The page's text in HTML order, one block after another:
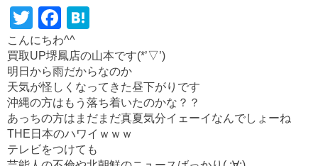
T
wi
tt
er
F
a
c
e
b
o
o
e
n
a
こんにちわ^^
買取UP堺鳳店の山本です(*’▽’)
明日から雨だからなのか
天気が怪しくなってきた昼下がりです
沖縄の方はもう落ち着いたのかな？？
あっちの方はまだまだ真夏気分イェーイなんでしょーね
THE日本のハワイｗｗｗ
テレビをつけても